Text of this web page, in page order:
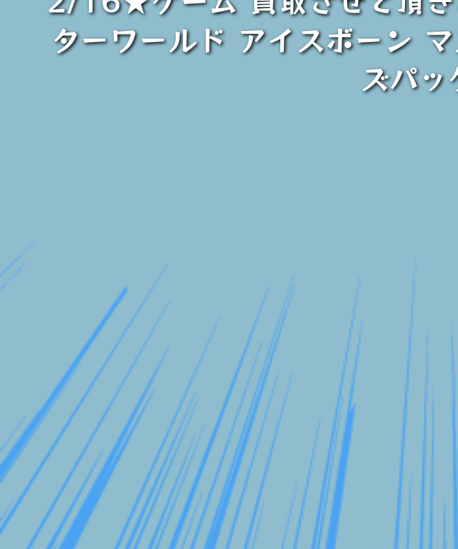
ターワールド アイスボーン
ズパッ